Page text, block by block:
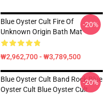
Blue Oyster Cult Fire Of
Unknown Origin Bath Mat
₩2,962,700 - ₩3,789,500
-20%
Blue Oyster Cult Band Rock Blue
Oyster Cult Blue Oyster Cult
-20%